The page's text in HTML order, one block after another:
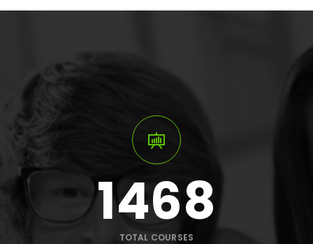
1468
TOTAL COURSES